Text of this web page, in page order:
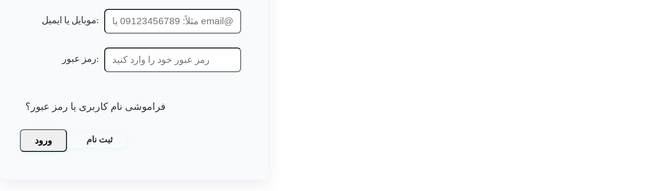
موبایل یا ایمیل:
رمز عبور:
فراموشی نام کاربری یا رمز عبور؟
ورود ثبت نام